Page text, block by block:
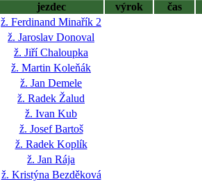
jezdec výrok čas
ž. Ferdinand Minařík 2
ž. Jaroslav Donoval
ž. Jiří Chaloupka
ž. Martin Koleňák
ž. Jan Demele
ž. Radek Žalud
ž. Ivan Kub
ž. Josef Bartoš
ž. Radek Koplík
ž. Jan Rája
ž. Kristýna Bezděková